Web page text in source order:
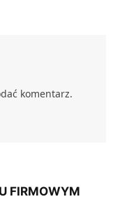
komentarz.
FIRMOWYM